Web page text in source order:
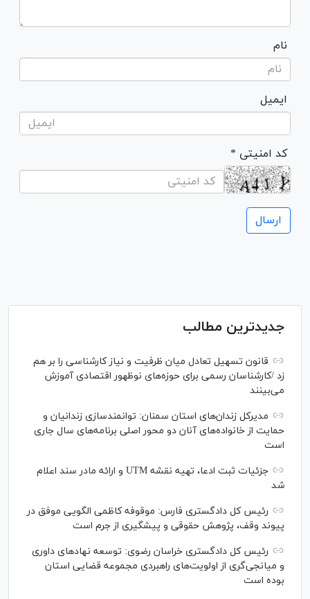
نام
ایمیل
* کد امنیتی
جدیدترین مطالب
قانون تسهیل تعادل میان ظرفیت و نیاز کارشناسی را بر هم
زد /کارشناسان رسمی برای حوزه‌های نوظهور اقتصادی آموزش
می‌بینند
مدیرکل زندان‌های استان سمنان: توانمندسازی زندانیان و
حمایت از خانواده‌های آنان دو محور اصلی برنامه‌های سال جاری
است
جزئیات ثبت ادعا، تهیه نقشه UTM و ارائه مادر سند اعلام
شد
رئیس کل دادگستری فارس: موقوفه کاظمی الگویی موفق در
پیوند وقف، پژوهش حقوقی و پیشگیری از جرم است
رئیس کل دادگستری خراسان رضوی: توسعه نهاد‌های داوری
و میانجی‌گری از اولویت‌های راهبردی مجموعه قضایی استان
بوده است